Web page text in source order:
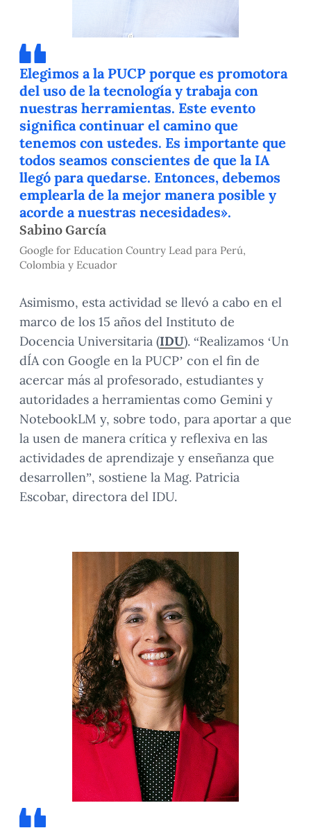
Elegimos a la PUCP porque es promotora
del uso de la tecnología y trabaja con
nuestras herramientas. Este evento
significa continuar el camino que
tenemos con ustedes. Es importante que
todos seamos conscientes de que la IA
llegó para quedarse. Entonces, debemos
emplearla de la mejor manera posible y
acorde a nuestras necesidades».
Sabino García
Google for Education Country Lead para Perú,
Colombia y Ecuador
Asimismo, esta actividad se llevó a cabo en el
marco de los 15 años del Instituto de
Docencia Universitaria (IDU). “Realizamos ‘Un
dÍA con Google en la PUCP’ con el fin de
acercar más al profesorado, estudiantes y
autoridades a herramientas como Gemini y
NotebookLM y, sobre todo, para aportar a que
la usen de manera crítica y reflexiva en las
actividades de aprendizaje y enseñanza que
desarrollen”, sostiene la Mag. Patricia
Escobar, directora del IDU.